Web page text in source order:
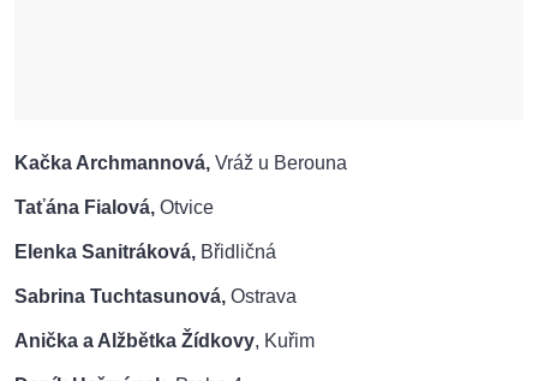
Kačka Archmannová, Vráž u Berouna
Taťána Fialová, Otvice
Elenka Sanitráková, Břidličná
Sabrina Tuchtasunová, Ostrava
Anička a Alžbětka Žídkovy, Kuřim